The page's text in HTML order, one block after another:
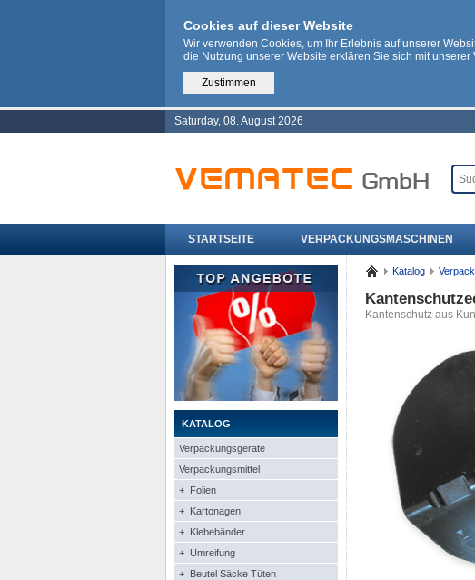
Cookies auf dieser Website
Wir verwenden Cookies, um Ihr Erlebnis auf unserer
die Nutzung unserer Website erklären Sie sich mit
Zustimmen
Saturday, 08. August 2026
STARTSEITE VERPACKUNGSMASCHINEN
KATALOG
Verpackungsgeräte
Verpackungsmittel
+ Folien
+ Kartonagen
+ Klebebänder
+ Umreifung
+ Beutel Säcke Tüten
Katalog
Kantenschutz aus